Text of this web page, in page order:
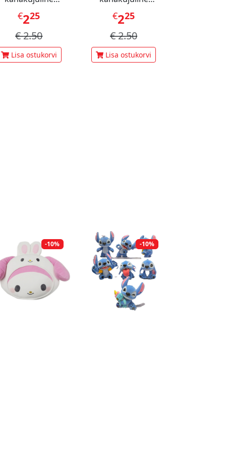
60 g
€225
€2.50
Lisa ostukorvi
šokolaadimaius 60 g
€225
€2.50
Lisa ostukorvi
-10% -10%